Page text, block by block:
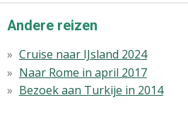
Andere reizen
Cruise naar IJsland 2024
Naar Rome in april 2017
Bezoek aan Turkije in 2014